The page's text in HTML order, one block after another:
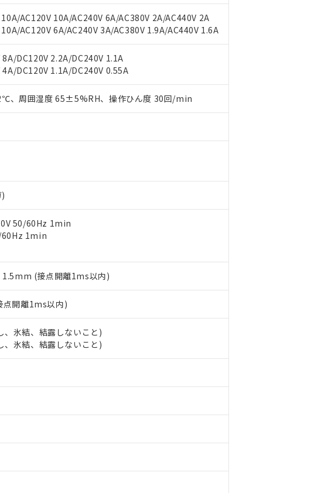
AC120V 10A/AC240V 6A/AC380V 2A/AC440V 2A
AC120V 6A/AC240V 3A/AC380V 1.9A/AC440V 1.6A
DC120V 2.2A/DC240V 1.1A
DC120V 1.1A/DC240V 0.55A
、周囲湿度 65±5%RH、操作ひん度 30回/min
50/60Hz 1min
60Hz 1min
1.5mm (接点開離1ms以内)
点開離1ms以内)
氷結、結露しないこと)
氷結、結露しないこと)
社制御機器事業取扱商品の当社在庫状況および標準価格(税抜)を提供させていただ
取扱商品の中には、本サービスの対象外となる商品もあることをご了承ください。
れた時点での実際の在庫および標準価格とは異なる場合があることをご了承くださ
よび標準価格はお客様のお取引先、またはお客様担当のオムロン制御機器販売店・
談ください。
販売店や当社販売拠点は「販売ネットワーク
」をご確認ください。
準価格結果を当社の事前の承諾なく第三者に漏洩または開示しないようお願いしま
部品リスト作成サービス）をご利用いただくには、I-Webメンバーズにご登録され
す。
サイト上で当社にご登録された部品リストについて、当社および当社の共同利用者
者とは、"個人情報の共同利用に関して"
の「1.共同利用者の範囲」に記載されて
す。
1000ppm以下、 カドミウム(Cd) 100ppm以下、
下、ポリ臭化ビフェニル類(PBB) 1000ppm以下、ポリ臭化ジフェニルエーテル類(PBDE) 1000ppm以下、
および制御機器に対する適用除外項目は除く。
ついては閾値を超える意図的な使用がないことを確認しています。
などにより、予定月が前後することがあります。
ンロード
ウンロードすることができます。
の非含有証明書
当社基準）
で非含有を証明するもので、過去に遡って非含有を証明するものではありません。
ル酸エステル類４物質の対応では、対応完了までの期間は出荷製品に未対応品が
に対応日を記載しておりました。
社販売部門へお問い合わせください。
T26572)：
1000ppm、 Cd(カドミウム) : 100ppm、
PBBs(ポリ臭化ビフェニル類) : 1000ppm、 PBDEs(ポリ臭化ジフェニルエーテル類) : 1000ppm、
、 DIBP(フタル酸ジイソブチル) : 1000ppm、 BBP(フタル酸ブチルベンジル) : 1000ppm、
ヘキシル)) : 1000ppm
質）のすべてが基準値以下であることを示します。
下において有害物質が外部に漏えいし、環境に深刻な影響を及ぼさない年数を意
社製品のうち、外国為替および外国貿易法に定める商品（以下｢規制貨物等」とい
国外への提供する場合は、日本国政府の輸出許可(または役務取引許可)を取得する
破棄する場合は、完全に破砕するなど、違法に輸出されないよう必要な手段を講じ
、核兵器、ミサイル、化学兵器、生物兵器またはその他武器並びにこれらの製造装
を第三者に販売する場合は、上記1、2および3の内容を当該第三者に通知します。
先および販売に係わる関係者が違法に輸出するおそれがある場合は、取り引きをい
在庫あり
たないが在庫あり
の在庫状況については、お客様のお取引先、またはお客様担当のオムロン制御
当社販売員にご確認ください)
、また在庫状況の情報を公開していない機種